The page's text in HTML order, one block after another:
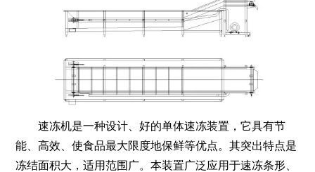
速冻机是一种设计、好的单体速冻装置，它具有节
能、高效、使食品最大限度地保鲜等优点。其突出特点是
冻结面积大，适用范围广。本装置广泛应用于速冻条形、